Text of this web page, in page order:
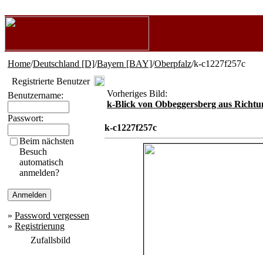
Home/Deutschland [D]/Bayern [BAY]/Oberpfalz/k-c1227f257c
Registrierte Benutzer
Benutzername:
Passwort:
Beim nächsten
Besuch
automatisch
anmelden?
» Password vergessen
» Registrierung
Zufallsbild
Vorheriges Bild:
k-Blick von Obbeggersberg aus
k-c1227f257c